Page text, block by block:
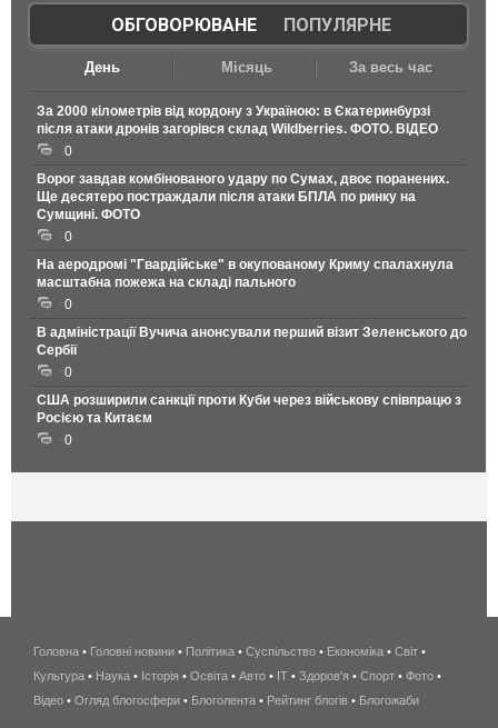
ОБГОВОРЮВАНЕ| ПОПУЛЯРНЕ
День Місяць За весь час
За 2000 кілометрів від кордону з Україною: в Єкатеринбурзі
після атаки дронів загорівся склад Wildberries. ФОТО. ВІДЕО
0
Ворог завдав комбінованого удару по Сумах, двоє поранених.
Ще десятеро постраждали після атаки БПЛА по ринку на
Сумщині. ФОТО
0
На аеродромі "Гвардійське" в окупованому Криму спалахнула
масштабна пожежа на складі пального
0
В адміністрації Вучича анонсували перший візит Зеленського до
Сербії
0
США розширили санкції проти Куби через військову співпрацю з
Росією та Китаєм
0
беспроводной
интернет
киев
Головна • Головні новини • Політика • Суспільство • Економіка • Світ •
Культура • Наука • Історія • Освіта • Авто • IT • Здоров'я • Спорт • Фото •
Відео • Огляд блогосфери • Блоголента • Рейтинг блогів • Блогожаби